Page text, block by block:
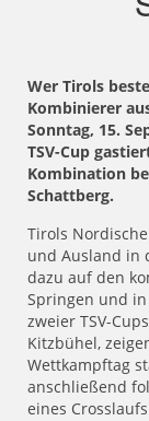
Wer Tirols
Kombinierer
Sonntag, 15.
TSV-Cup
Kombination
Schattberg.
Tirols
und Ausland in
dazu auf den
Springen und
zweier TSV-
Kitzbühel,
Wettkampftag
anschließend
eines